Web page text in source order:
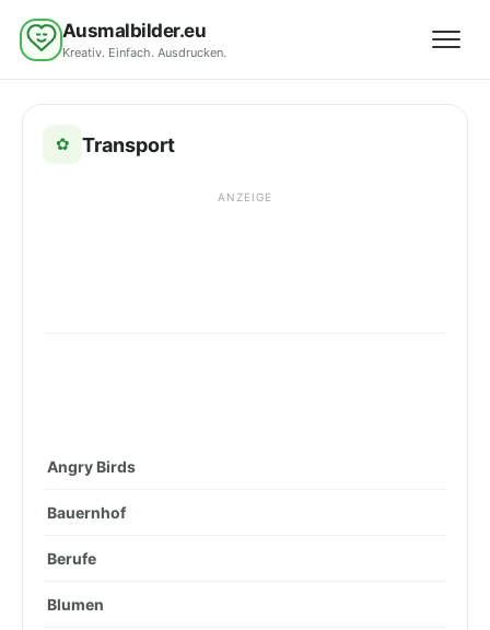
Ausmalbilder.eu
Kreativ. Einfach. Ausdrucken.
✿ Transport
ANZEIGE
Angry Birds
Bauernhof
Berufe
Blumen